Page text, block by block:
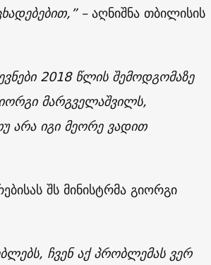
–აღნიშნა თბილისის
2018 წლის შემოდგომაზე
მარგველაშვილს,
არა იგი მეორე ვადით
შს მინისტრმა გიორგი
ჩვენ აქ პრობლემას ვერ